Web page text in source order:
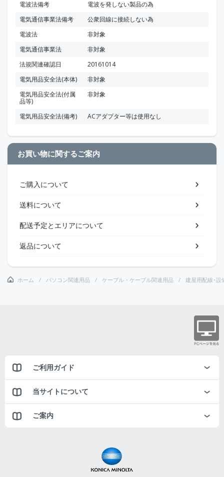
電波法備考
電波を発しない製品の為
電気通信事業法備考
公衆回線に接続しない為
電波法
非対象
電気通信事業法
非対象
法規関連確認日
20161014
電気用品安全法(本体)
非対象
電気用品安全法(付属
品等)
非対象
電気用品安全法(備考) ACアダプター等は使用なし
お買い物に関するご案内
ご購入について
送料について
配送予定とエリアについて
返品について
ホーム パソコン関連用品 ケーブル・ケーブル関連用品 建屋用配線･設
ご利用ガイド
当サイトについて
ご案内